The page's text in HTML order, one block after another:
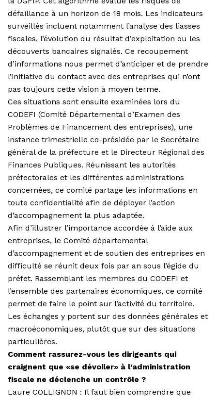
défaillance à un horizon de 18 mois. Les indicateurs
surveillés incluent notamment l’analyse des liasses
fis­cales, l’évolution du résultat d’exploitation ou les
découverts bancaires signalés. Ce recoupement
d’informations nous permet d’anticiper et de prendre
l’initiative du contact avec des entreprises qui n’ont
pas toujours cette vision à moyen terme.
Ces situations sont ensuite examinées lors du
CODEFI (Comité Dépar­temental d’Examen des
Problèmes de Financement des entreprises), une
instance trimestrielle co-présidée par le Secrétaire
général de la préfecture et le Directeur Régional des
Finances Publiques. Réunissant les autorités
préfectorales et les différentes administrations
concer­nées, ce comité partage les informations en
toute confidentialité afin de déployer l’action
d’accompagnement la plus adaptée.
Afin d’illustrer l’importance accordée à l’aide aux
entreprises, le Comité départemental
d’accompagnement et de soutien des entreprises en
difficulté se réunit deux fois par an sous l’égide du
préfet. Rassemblant les membres du CODEFI et
l’ensemble des partenaires économiques, ce comité
permet de faire le point sur l’activité du territoire.
Les échanges y portent sur des données générales et
macroéconomiques, plutôt que sur des situations
particulières.
Comment rassurez-vous les dirigeants qui
craignent que «se dévoiler» à l’administration
fiscale ne déclenche un contrôle ?
Laure COLLIGNON : Il faut bien comprendre que